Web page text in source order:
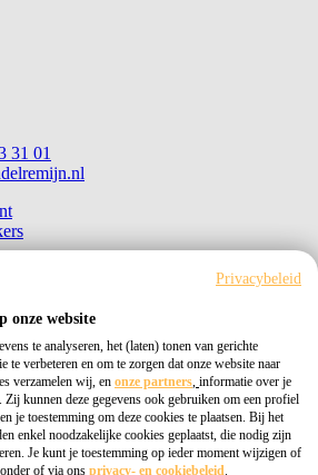
Privacybeleid
onze website
te analyseren, het (laten) tonen van gerichte
te verbeteren en om te zorgen dat onze website naar
verzamelen wij, en onze partners, informatie over je
Zij kunnen deze gegevens ook gebruiken om een profiel
je toestemming om deze cookies te plaatsen. Bij het
enkel noodzakelijke cookies geplaatst, die nodig zijn
Je kunt je toestemming op ieder moment wijzigen of
of via ons privacy- en cookiebeleid.
31 01
Remijn